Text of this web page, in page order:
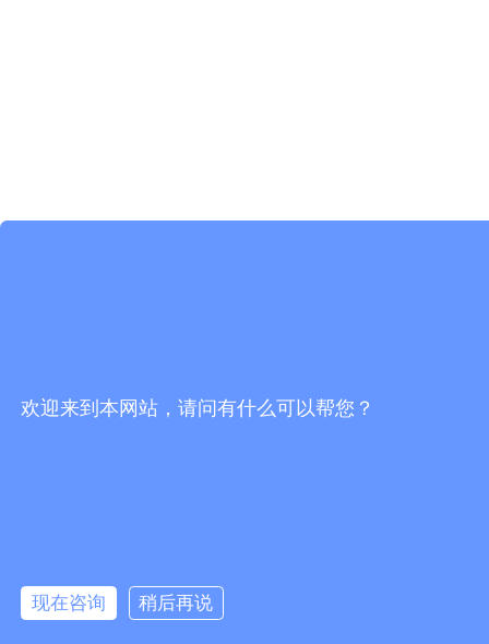
欢迎来到本网站，请问有什么可以帮您？
现在咨询 稍后再说